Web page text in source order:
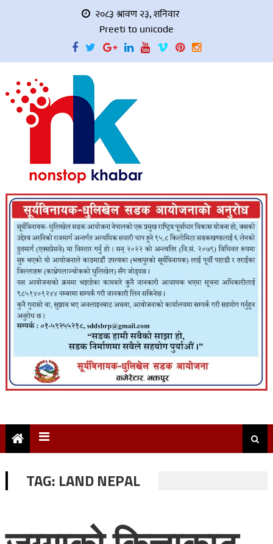
२०८३ श्रावण २३, शनिवार
Preeti to unicode
TAG: LAND NEPAL